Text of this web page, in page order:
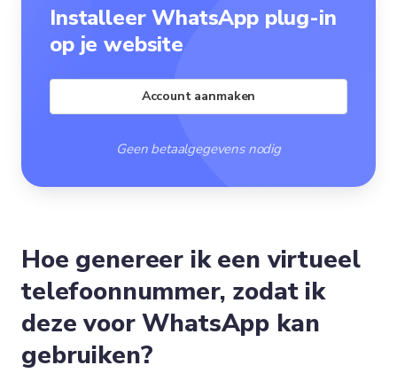
Installeer WhatsApp plug-in
op je website
Account aanmaken
Geen betaalgegevens nodig
Hoe genereer ik een virtueel
telefoonnummer, zodat ik
deze voor WhatsApp kan
gebruiken?